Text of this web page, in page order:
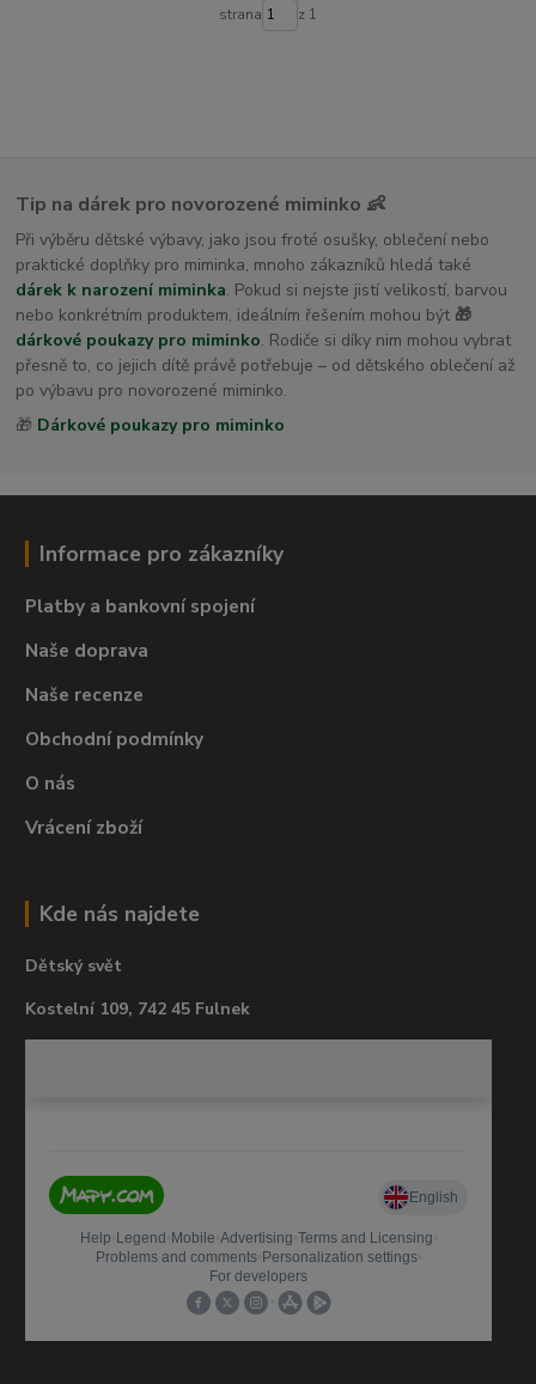
strana z 1
Tip na dárek pro novorozené miminko 👶
Při výběru dětské výbavy, jako jsou froté osušky, oblečení nebo
praktické doplňky pro miminka, mnoho zákazníků hledá také
dárek k narození miminka. Pokud si nejste jistí velikostí, barvou
nebo konkrétním produktem, ideálním řešením mohou být 🎁
dárkové poukazy pro miminko. Rodiče si díky nim mohou vybrat
přesně to, co jejich dítě právě potřebuje – od dětského oblečení až
po výbavu pro novorozené miminko.
🎁 Dárkové poukazy pro miminko
Informace pro zákazníky
Platby a bankovní spojení
Naše doprava
Naše recenze
Obchodní podmínky
O nás
Vrácení zboží
Kde nás najdete
Dětský svět
Kostelní 109, 742 45 Fulnek